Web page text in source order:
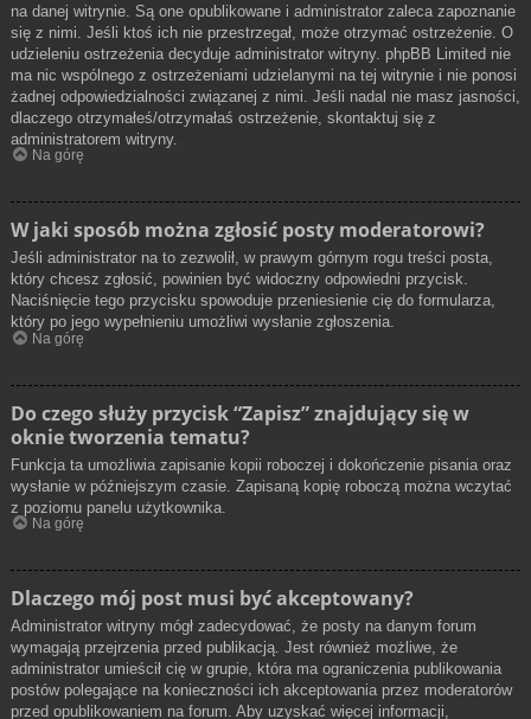
na danej witrynie. Są one opublikowane i administrator zaleca zapoznanie
się z nimi. Jeśli ktoś ich nie przestrzegał, może otrzymać ostrzeżenie. O
udzieleniu ostrzeżenia decyduje administrator witryny. phpBB Limited nie
ma nic wspólnego z ostrzeżeniami udzielanymi na tej witrynie i nie ponosi
żadnej odpowiedzialności związanej z nimi. Jeśli nadal nie masz jasności,
dlaczego otrzymałeś/otrzymałaś ostrzeżenie, skontaktuj się z
administratorem witryny.
Na górę
W jaki sposób można zgłosić posty moderatorowi?
Jeśli administrator na to zezwolił, w prawym górnym rogu treści posta,
który chcesz zgłosić, powinien być widoczny odpowiedni przycisk.
Naciśnięcie tego przycisku spowoduje przeniesienie cię do formularza,
który po jego wypełnieniu umożliwi wysłanie zgłoszenia.
Na górę
Do czego służy przycisk “Zapisz” znajdujący się w
oknie tworzenia tematu?
Funkcja ta umożliwia zapisanie kopii roboczej i dokończenie pisania oraz
wysłanie w późniejszym czasie. Zapisaną kopię roboczą można wczytać
z poziomu panelu użytkownika.
Na górę
Dlaczego mój post musi być akceptowany?
Administrator witryny mógł zadecydować, że posty na danym forum
wymagają przejrzenia przed publikacją. Jest również możliwe, że
administrator umieścił cię w grupie, która ma ograniczenia publikowania
postów polegające na konieczności ich akceptowania przez moderatorów
przed opublikowaniem na forum. Aby uzyskać więcej informacji,